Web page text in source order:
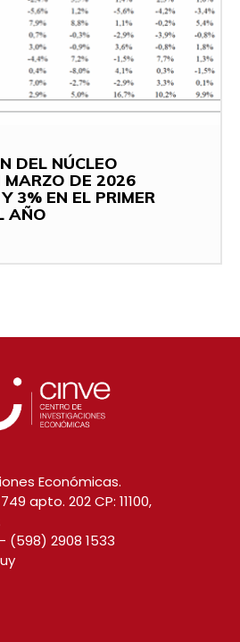
DEL NÚCLEO
MARZO DE 2026
3% EN EL PRIMER
AÑO
Económicas.
apto. 202 CP: 11100,
(598) 2908 1533